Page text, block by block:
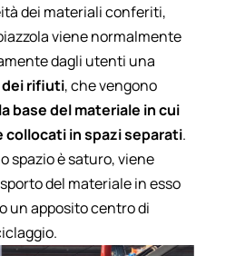
dei materiali conferiti,
viene normalmente
dagli utenti una
rifiuti, che vengono
base del materiale in cui
collocati in spazi separati.
spazio è saturo, viene
del materiale in esso
un apposito centro di